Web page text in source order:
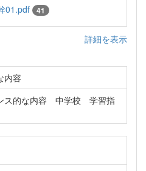
01.pdf 41
詳細を表示
内容
ス的な内容 中学校 学習指